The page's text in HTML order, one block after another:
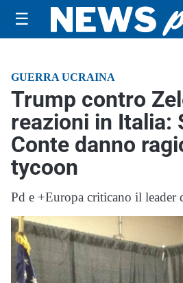
☰
GUERRA UCRAINA
Trump contro
reazioni in Italia:
Conte danno
tycoon
Pd e +Europa criticano il leader